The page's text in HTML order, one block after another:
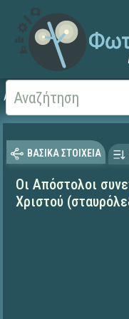
Αρχική
ΒΑΣΙΚΑ ΣΤΟΙΧΕΙΑ
Οι Απόστολοι
Χριστού